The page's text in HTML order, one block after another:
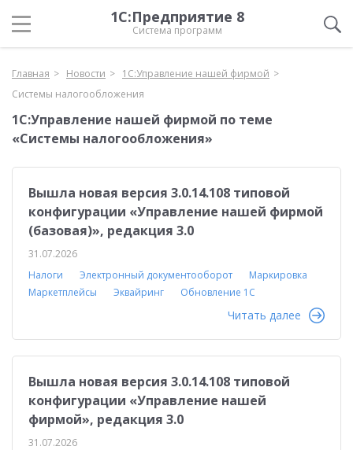
1С:Предприятие 8
Система программ
Главная Новости
1С:Управление нашей фирмой
Системы налогообложения
1С:Управление нашей фирмой по теме
«Системы налогообложения»
Вышла новая версия 3.0.14.108 типовой
конфигурации «Управление нашей фирмой
(базовая)», редакция 3.0
31.07.2026
Налоги
Электронный документооборот
Маркировка
Маркетплейсы
Эквайринг Обновление 1С
Читать далее
Вышла новая версия 3.0.14.108 типовой
конфигурации «Управление нашей
фирмой», редакция 3.0
31.07.2026